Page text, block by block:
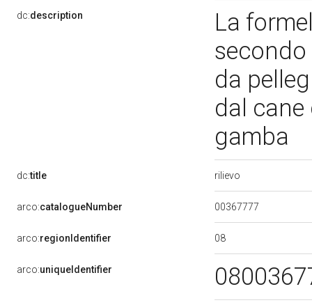
dc:description
La
da
dal cane
gamba
dc:title rilievo
arco:catalogueNumber 00367777
arco:regionIdentifier 08
arco:uniqueIdentifier